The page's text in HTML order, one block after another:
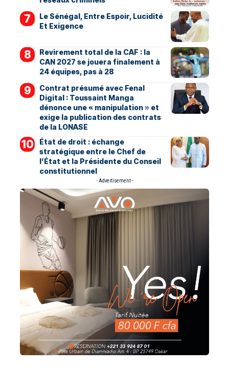
Le Sénégal, Entre Espoir, Lucidité
Et Exigence
Revirement total de la CAF : la
CAN 2027 se jouera finalement à
24 équipes, pas à 28
Contrat présumé avec Fenal
Digital : Toussaint Manga
dénonce une « manipulation » et
exige la publication des contrats
de la LONASE
État de droit : échange
stratégique entre le Chef de
l’État et la Présidente du Conseil
constitutionnel
- Advertisement -